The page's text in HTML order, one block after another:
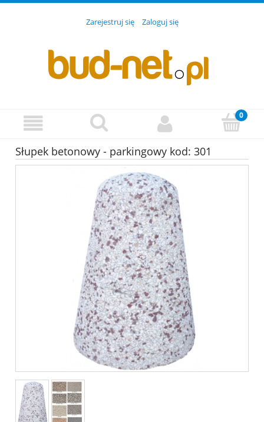
Zarejestruj się Zaloguj się
Słupek betonowy - parkingowy kod: 301